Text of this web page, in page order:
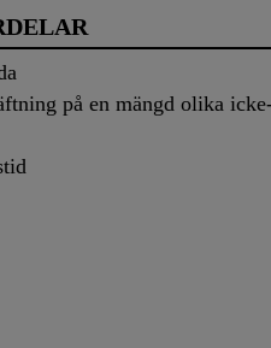
på en mängd olika